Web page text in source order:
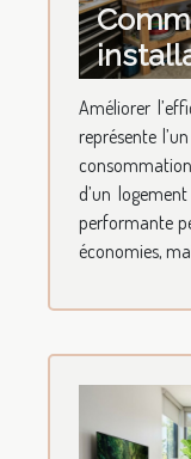
pour
Améliorer
représente
d’un
performante
économies,